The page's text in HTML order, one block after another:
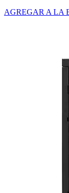
AGREGAR A LA